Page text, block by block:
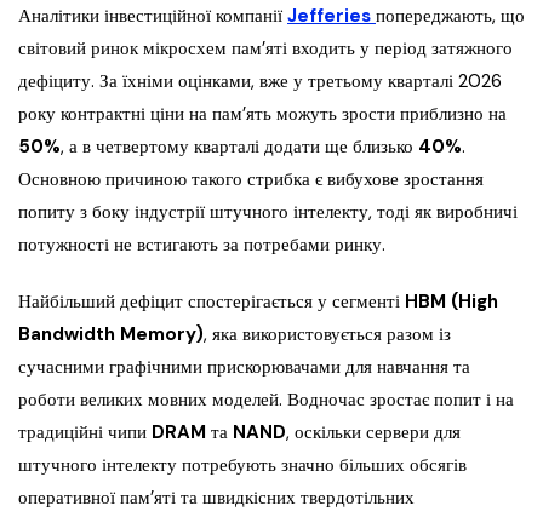
Аналітики інвестиційної компанії Jefferies попереджають, що
світовий ринок мікросхем пам’яті входить у період затяжного
дефіциту. За їхніми оцінками, вже у третьому кварталі 2026
року контрактні ціни на пам’ять можуть зрости приблизно на
50%, а в четвертому кварталі додати ще близько 40%.
Основною причиною такого стрибка є вибухове зростання
попиту з боку індустрії штучного інтелекту, тоді як виробничі
потужності не встигають за потребами ринку.
Найбільший дефіцит спостерігається у сегменті HBM (High
Bandwidth Memory), яка використовується разом із
сучасними графічними прискорювачами для навчання та
роботи великих мовних моделей. Водночас зростає попит і на
традиційні чипи DRAM та NAND, оскільки сервери для
штучного інтелекту потребують значно більших обсягів
оперативної пам’яті та швидкісних твердотільних